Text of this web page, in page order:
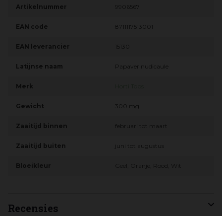
Artikelnummer 9906567
EAN code 8711117513001
EAN leverancier 15130
Latijnse naam Papaver nudicaule
Merk
Gewicht 300 mg
Zaaitijd binnen februari tot maart
Zaaitijd buiten juni tot augustus
Bloeikleur Geel, Oranje, Rood, Wit
Recensies